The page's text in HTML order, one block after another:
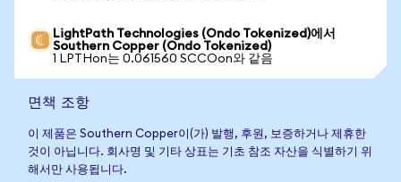
LightPath Technologies (Ondo Tokenized)에서
Southern Copper (Ondo Tokenized)
1 LPTHon는 0.061560 SCCOon와 같음
면책 조항
이 제품은 Southern Copper이(가) 발행, 후원, 보증하거나 제휴한
것이 아닙니다. 회사명 및 기타 상표는 기초 참조 자산을 식별하기 위
해서만 사용됩니다.